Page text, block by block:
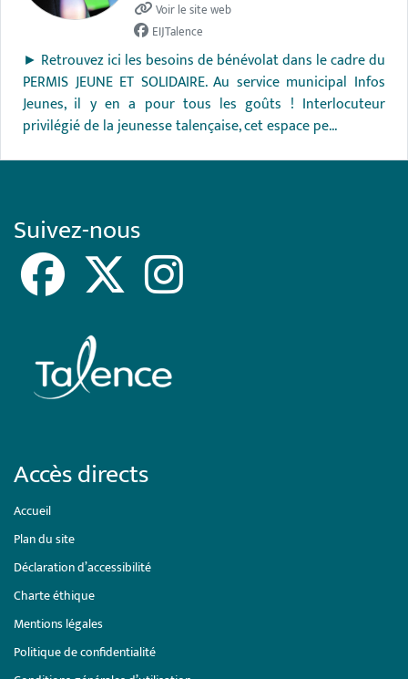
Voir le site web
EIJTalence
► Retrouvez ici les besoins de bénévolat dans le cadre du
PERMIS JEUNE ET SOLIDAIRE. Au service municipal Infos
Jeunes, il y en a pour tous les goûts ! Interlocuteur
privilégié de la jeunesse talençaise, cet espace pe...
Suivez-nous
Accès directs
Accueil
Plan du site
Déclaration d’accessibilité
Charte éthique
Mentions légales
Politique de confidentialité